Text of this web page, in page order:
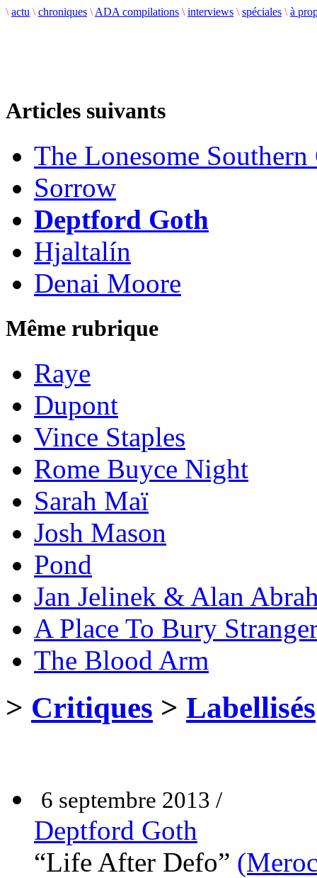
\ actu \ chroniques \ ADA compilations \ interviews \ spéciales \ à
Articles suivants
The Lonesome
Sorrow
Deptford Goth
Hjaltalín
Denai Moore
Même rubrique
Raye
Dupont
Vince Staples
Rome Buyce Night
Sarah Maï
Josh Mason
Pond
Jan Jelinek & Alan
A Place To Bury
The Blood Arm
> Critiques > Labellisés
6 septembre 2013 /
Deptford Goth
“Life After Defo”